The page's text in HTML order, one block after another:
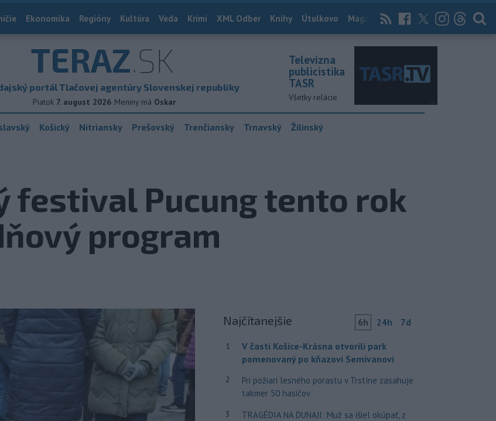
Ekonomika Regióny Kultúra Veda Krimi XML Odber Knihy Útulkovo Magazín News Now Archív
TERAZ.SK
portál Tlačovej agentúry Slovenskej republiky
Piatok 7. august 2026 Meniny má Oskar
Televízna
publicistika
TASR
Všetky relácie
Košický Nitriansky Prešovský Trenčiansky Trnavský Žilinský
festival Pucung tento rok
program
Najčítanejšie 6h 24h 7d
1
V časti Košice-Krásna otvorili park
pomenovaný po kňazovi Semivanovi
2
Pri požiari lesného porastu v Trstíne zasahuje
takmer 50 hasičov
3
TRAGÉDIA NA DUNAJI: Muž sa išiel okúpať, z